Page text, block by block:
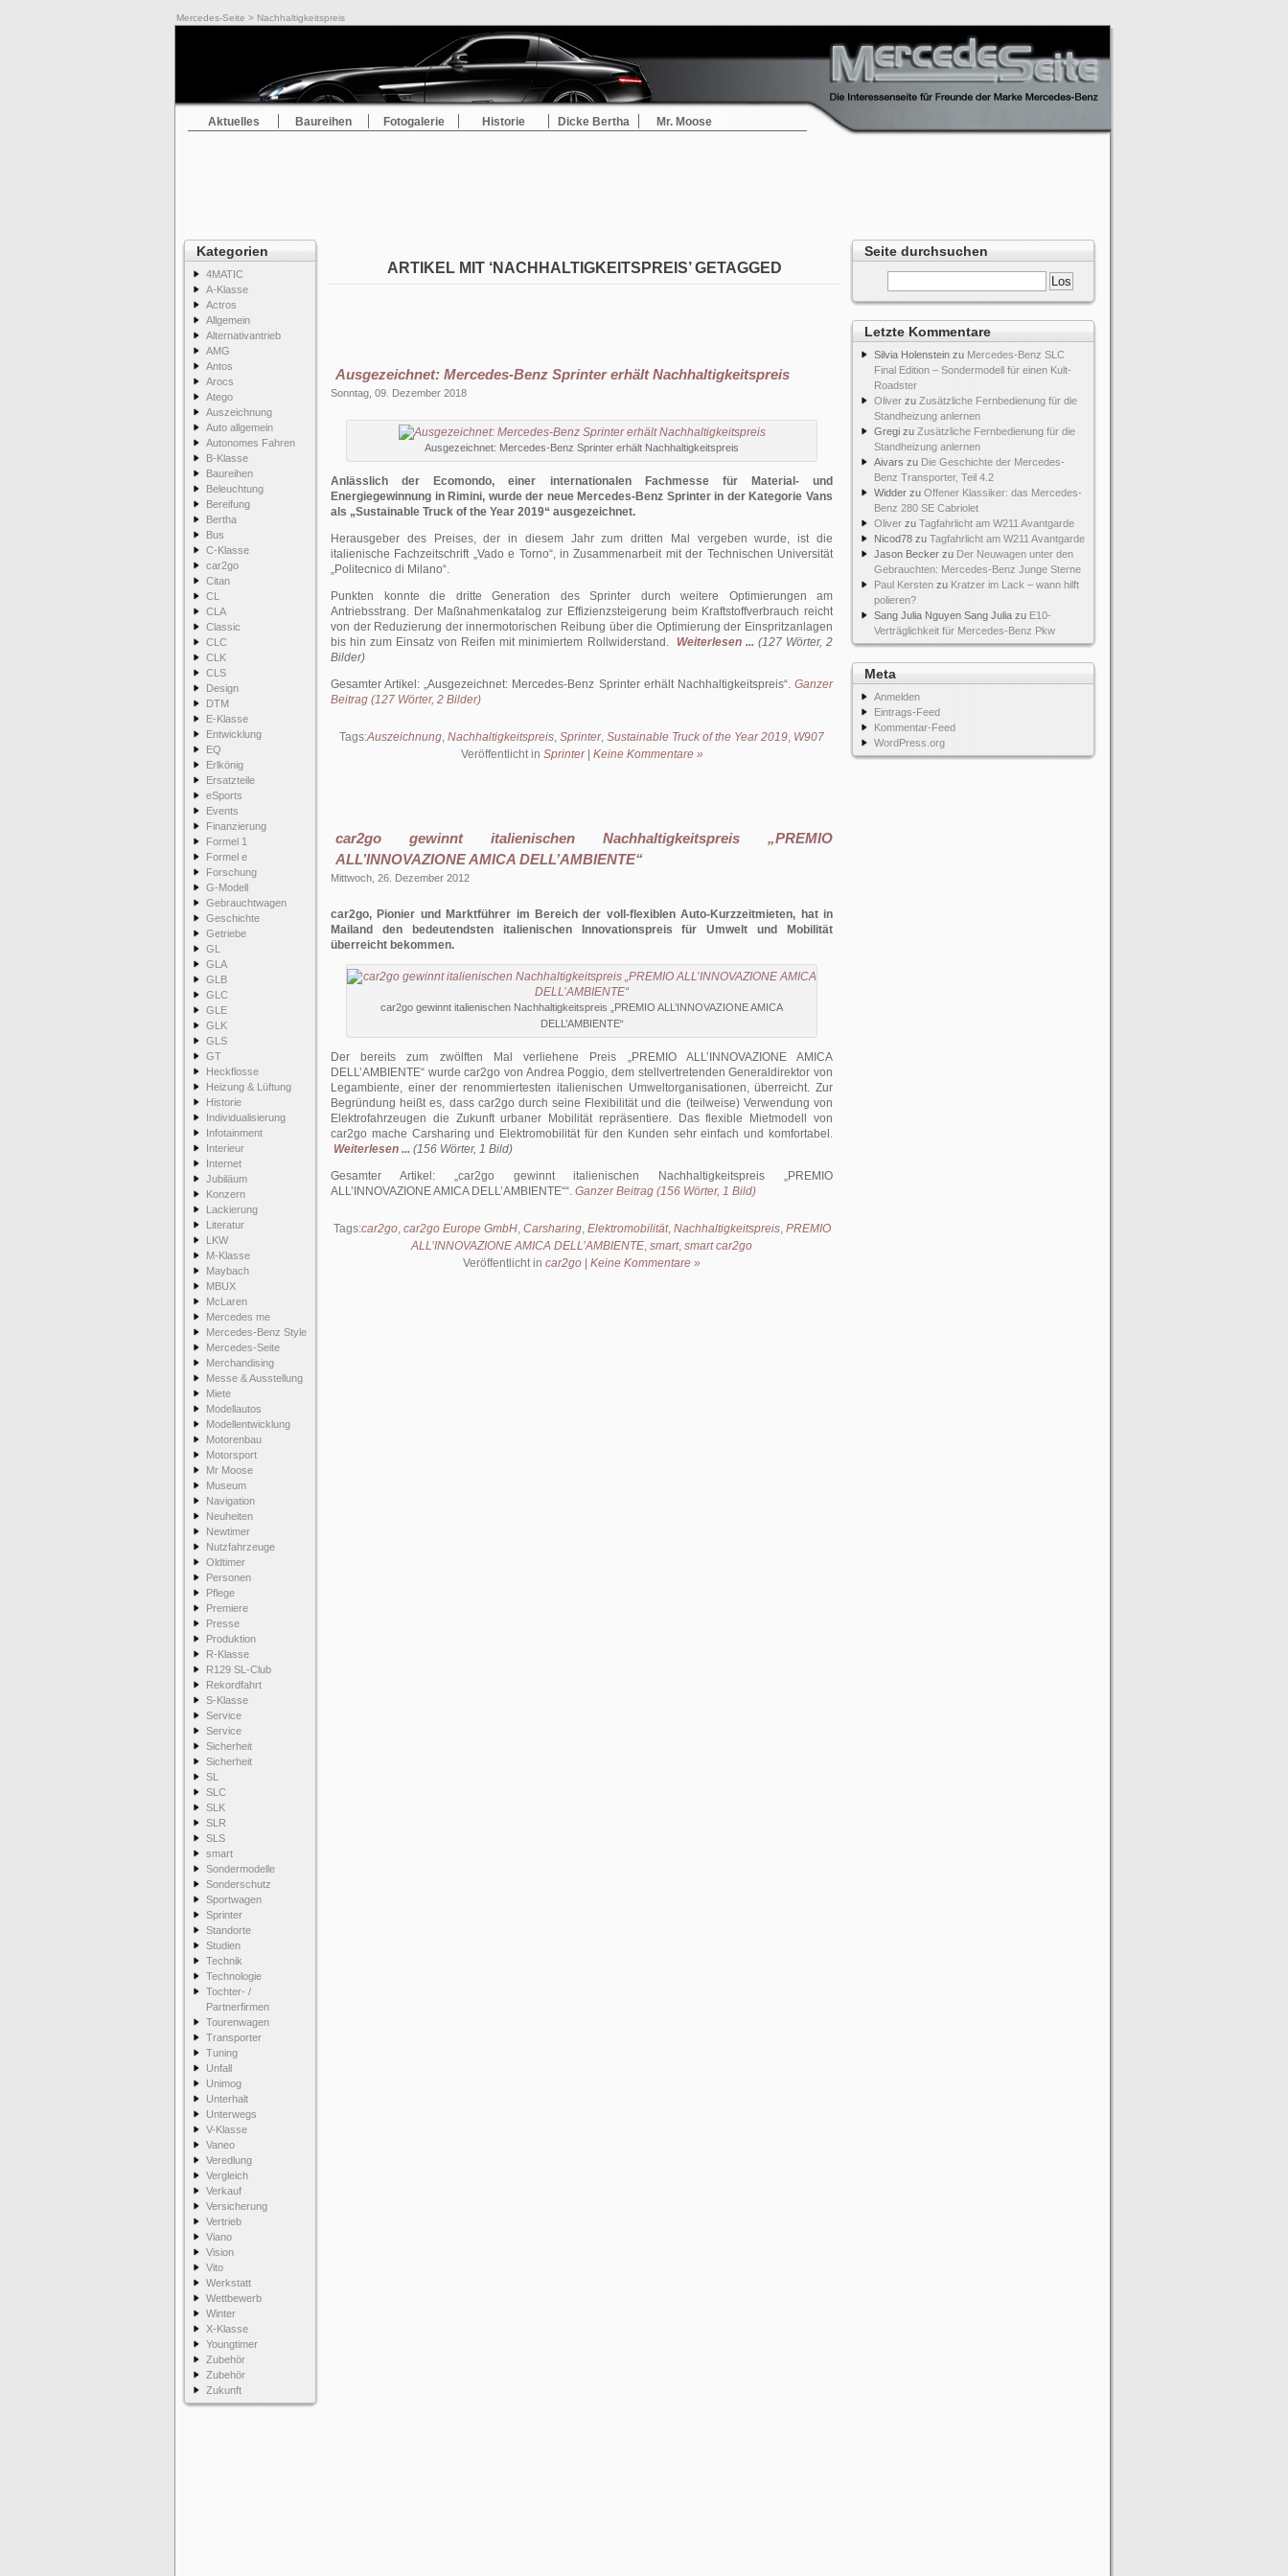
Mercedes-Seite > Nachhaltigkeitspreis
Aktuelles Baureihen Fotogalerie Historie Dicke Bertha Mr. Moose
Kategorien
4MATIC
A-Klasse
Actros
Allgemein
Alternativantrieb
AMG
Antos
Arocs
Atego
Auszeichnung
Auto allgemein
Autonomes Fahren
B-Klasse
Baureihen
Beleuchtung
Bereifung
Bertha
Bus
C-Klasse
car2go
Citan
CL
CLA
Classic
CLC
CLK
CLS
Design
DTM
E-Klasse
Entwicklung
EQ
Erlkönig
Ersatzteile
eSports
Events
Finanzierung
Formel 1
Formel e
Forschung
G-Modell
Gebrauchtwagen
Geschichte
Getriebe
GL
GLA
GLB
GLC
GLE
GLK
GLS
GT
Heckflosse
Heizung & Lüftung
Historie
Individualisierung
Infotainment
Interieur
Internet
Jubiläum
Konzern
Lackierung
Literatur
LKW
M-Klasse
Maybach
MBUX
McLaren
Mercedes me
Mercedes-Benz Style
Mercedes-Seite
Merchandising
Messe & Ausstellung
Miete
Modellautos
Modellentwicklung
Motorenbau
Motorsport
Mr Moose
Museum
Navigation
Neuheiten
Newtimer
Nutzfahrzeuge
Oldtimer
Personen
Pflege
Premiere
Presse
Produktion
R-Klasse
R129 SL-Club
Rekordfahrt
S-Klasse
Service
Service
Sicherheit
Sicherheit
SL
SLC
SLK
SLR
SLS
smart
Sondermodelle
Sonderschutz
Sportwagen
Sprinter
Standorte
Studien
Technik
Technologie
Tochter- /
Partnerfirmen
Tourenwagen
Transporter
Tuning
Unfall
Unimog
Unterhalt
Unterwegs
V-Klasse
Vaneo
Veredlung
Vergleich
Verkauf
Versicherung
Vertrieb
Viano
Vision
Vito
Werkstatt
Wettbewerb
Winter
X-Klasse
Youngtimer
Zubehör
Zubehör
Zukunft
Seite durchsuchen
Letzte Kommentare
Silvia Holenstein zu Mercedes-Benz SLC
Final Edition – Sondermodell für einen Kult-
Roadster
Oliver zu Zusätzliche Fernbedienung für die
Standheizung anlernen
Gregi zu Zusätzliche Fernbedienung für die
Standheizung anlernen
Aivars zu Die Geschichte der Mercedes-
Benz Transporter, Teil 4.2
Widder zu Offener Klassiker: das Mercedes-
Benz 280 SE Cabriolet
Oliver zu Tagfahrlicht am W211 Avantgarde
Nicod78 zu Tagfahrlicht am W211 Avantgarde
Jason Becker zu Der Neuwagen unter den
Gebrauchten: Mercedes-Benz Junge Sterne
Paul Kersten zu Kratzer im Lack – wann hilft
polieren?
Sang Julia Nguyen Sang Julia zu E10-
Verträglichkeit für Mercedes-Benz Pkw
Meta
Anmelden
Eintrags-Feed
Kommentar-Feed
WordPress.org
ARTIKEL MIT ‘NACHHALTIGKEITSPREIS’ GETAGGED
Ausgezeichnet: Mercedes-Benz Sprinter erhält Nachhaltigkeitspreis
Sonntag, 09. Dezember 2018
Ausgezeichnet: Mercedes-Benz Sprinter erhält Nachhaltigkeitspreis
Anlässlich der Ecomondo, einer internationalen Fachmesse für Material- und
Energiegewinnung in Rimini, wurde der neue Mercedes-Benz Sprinter in der Kategorie Vans
als „Sustainable Truck of the Year 2019“ ausgezeichnet.
Herausgeber des Preises, der in diesem Jahr zum dritten Mal vergeben wurde, ist die
italienische Fachzeitschrift „Vado e Torno“, in Zusammenarbeit mit der Technischen Universität
„Politecnico di Milano“.
Punkten konnte die dritte Generation des Sprinter durch weitere Optimierungen am
Antriebsstrang. Der Maßnahmenkatalog zur Effizienzsteigerung beim Kraftstoffverbrauch reicht
von der Reduzierung der innermotorischen Reibung über die Optimierung der Einspritzanlagen
bis hin zum Einsatz von Reifen mit minimiertem Rollwiderstand.
Weiterlesen ... (127 Wörter, 2
Bilder)
Gesamter Artikel: Ausgezeichnet: Mercedes-Benz Sprinter erhält Nachhaltigkeitspreis .Ganzer
Beitrag (127 Wörter, 2 Bilder)
Tags:Auszeichnung, Nachhaltigkeitspreis, Sprinter, Sustainable Truck of the Year 2019, W907
Veröffentlicht in Sprinter| Keine Kommentare »
car2go gewinnt italienischen Nachhaltigkeitspreis „PREMIO
ALL’INNOVAZIONE AMICA DELL’AMBIENTE“
Mittwoch, 26. Dezember 2012
car2go, Pionier und Marktführer im Bereich der voll-flexiblen Auto-Kurzzeitmieten, hat in
Mailand den bedeutendsten italienischen Innovationspreis für Umwelt und Mobilität
überreicht bekommen.
car2go gewinnt italienischen Nachhaltigkeitspreis „PREMIO ALL’INNOVAZIONE AMICA
DELL’AMBIENTE“
Der bereits zum zwölften Mal verliehene Preis „PREMIO ALL’INNOVAZIONE AMICA
DELL’AMBIENTE“ wurde car2go von Andrea Poggio, dem stellvertretenden Generaldirektor von
Legambiente, einer der renommiertesten italienischen Umweltorganisationen, überreicht. Zur
Begründung heißt es, dass car2go durch seine Flexibilität und die (teilweise) Verwendung von
Elektrofahrzeugen die Zukunft urbaner Mobilität repräsentiere. Das flexible Mietmodell von
car2go mache Carsharing und Elektromobilität für den Kunden sehr einfach und komfortabel.
Weiterlesen ... (156 Wörter, 1 Bild)
Gesamter Artikel:
car2go gewinnt italienischen Nachhaltigkeitspreis „PREMIO
ALL’INNOVAZIONE AMICA DELL’AMBIENTE“ . Ganzer Beitrag (156 Wörter, 1 Bild)
Tags:car2go, car2go Europe GmbH, Carsharing, Elektromobilität, Nachhaltigkeitspreis, PREMIO
ALL’INNOVAZIONE AMICA DELL’AMBIENTE, smart, smart car2go
Veröffentlicht in car2go Keine Kommentare »